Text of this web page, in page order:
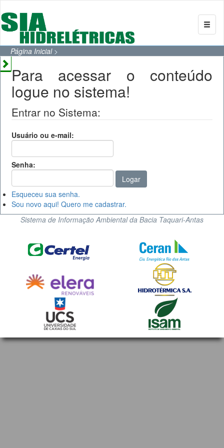
Página Inicial>
Para acessar o conteúdo
logue no sistema!
Entrar no Sistema:
Usuário ou e-mail:
Senha:
Esqueceu sua senha.
Sou novo aqui! Quero me cadastrar.
Sistema de Informação Ambiental da Bacia Taquari-Antas